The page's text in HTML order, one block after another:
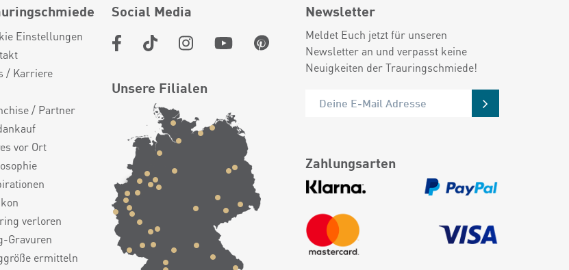
Einstellungen
/ Karriere
/ Partner
vor Ort
verloren
Gravuren
ermitteln
Social Media
Unsere Filialen
Newsletter
Meldet Euch jetzt für unseren
Newsletter an und verpasst keine
Neuigkeiten der Trauringschmiede!
Zahlungsarten